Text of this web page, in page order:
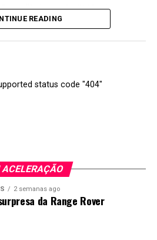
que “brinquedos”! Nas imagens
Veyron e Chiron, os Ferrari
não faltam modelos da
Porsche ou Rolls Royce. Além
se que o CR7 terá ainda
dos olhos do público
READING
status code "404"
ACELERAÇÃO
2 semanas ago
da Range Rover